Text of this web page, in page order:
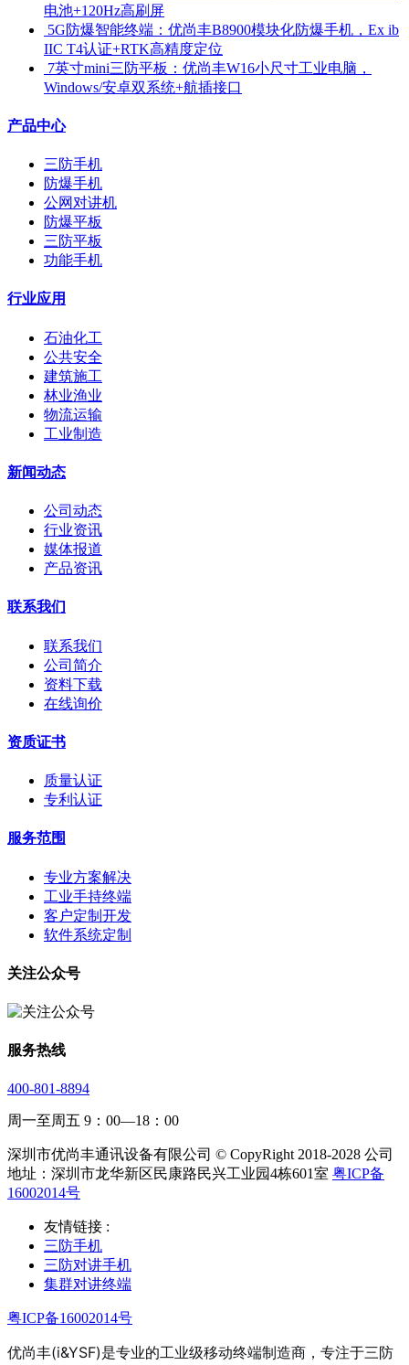
电池+120Hz高刷屏
​ 5G防爆智能终端：优尚丰B8900模块化防爆手机，Ex ib
IIC T4认证+RTK高精度定位
​ 7英寸mini三防平板：优尚丰W16小尺寸工业电脑，
Windows/安卓双系统+航插接口
产品中心
三防手机
防爆手机
公网对讲机
防爆平板
三防平板
功能手机
行业应用
石油化工
公共安全
建筑施工
林业渔业
物流运输
工业制造
新闻动态
公司动态
行业资讯
媒体报道
产品资讯
联系我们
联系我们
公司简介
资料下载
在线询价
资质证书
质量认证
专利认证
服务范围
专业方案解决
工业手持终端
客户定制开发
软件系统定制
关注公众号
服务热线
400-801-8894
周一至周五 9：00—18：00
深圳市优尚丰通讯设备有限公司 © CopyRight 2018-2028 公司
地址：深圳市龙华新区民康路民兴工业园4栋601室 粤ICP备
16002014号
友情链接 :
三防手机
三防对讲手机
集群对讲终端
粤ICP备16002014号
优尚丰(i&YSF)是专业的工业级移动终端制造商，专注于三防